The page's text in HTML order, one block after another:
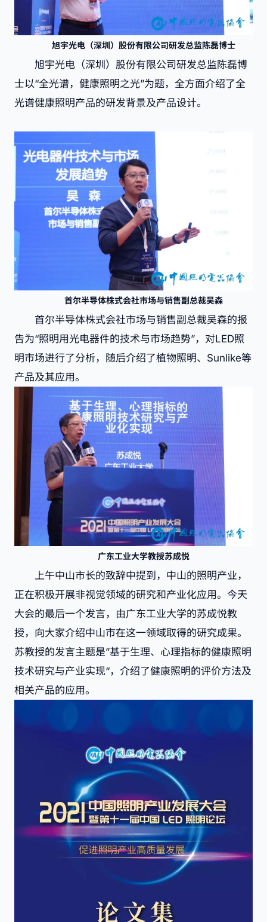
旭宇光电（深圳）股份有限公司研发总监陈磊博士
旭宇光电（深圳）股份有限公司研发总监陈磊博
士以“全光谱，健康照明之光”为题，全方面介绍了全
光谱健康照明产品的研发背景及产品设计。
首尔半导体株式会社市场与销售副总裁吴森
首尔半导体株式会社市场与销售副总裁吴森的报
告为“照明用光电器件的技术与市场趋势”，对LED照
明市场进行了分析，随后介绍了植物照明、Sunlike等
产品及其应用。
广东工业大学教授苏成悦
上午中山市长的致辞中提到，中山的照明产业，
正在积极开展非视觉领域的研究和产业化应用。今天
大会的最后一个发言，由广东工业大学的苏成悦教
授，向大家介绍中山市在这一领域取得的研究成果。
苏教授的发言主题是”基于生理、心理指标的健康照明
技术研究与产业实现“，介绍了健康照明的评价方法及
相关产品的应用。